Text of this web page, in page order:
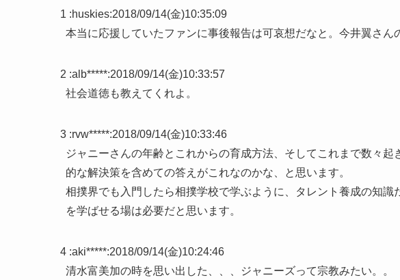
1 :huskies:2018/09/14(金)10:35:09
本当に応援していたファンに事後報告は可哀想だなと。今井翼さん
2 :alb*****:2018/09/14(金)10:33:57
社会道徳も教えてくれよ。
3 :rvw*****:2018/09/14(金)10:33:46
ジャニーさんの年齢とこれからの育成方法、そしてこれまで数々
的な解決策を含めての答えがこれなのかな、と思います。
相撲界でも入門したら相撲学校で学ぶように、タレント養成の知識
を学ばせる場は必要だと思います。
4 :aki*****:2018/09/14(金)10:24:46
清水富美加の時を思い出した、、、ジャニーズって宗教みたい。。